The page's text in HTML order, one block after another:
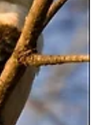
of the seven